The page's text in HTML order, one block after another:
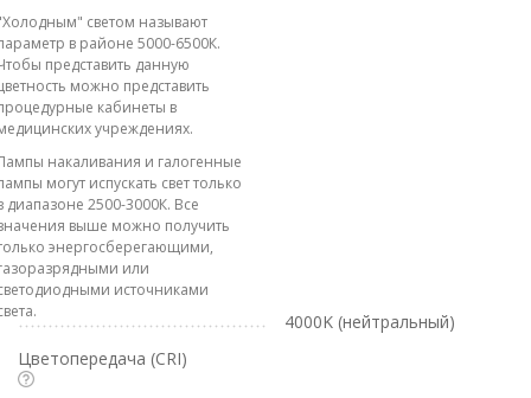
светом называют
в районе 5000-6500К.
представить данную
можно представить
кабинеты в
учреждениях.
накаливания и галогенные
могут испускать свет только
диапазоне 2500-3000К. Все
выше можно получить
энергосберегающими,
или
источниками
4000K (нейтральный)
Цветопередача (CRI)